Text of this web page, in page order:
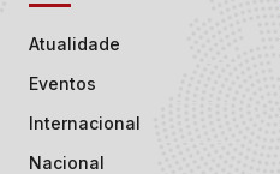
Atualidade
Eventos
Internacional
Nacional